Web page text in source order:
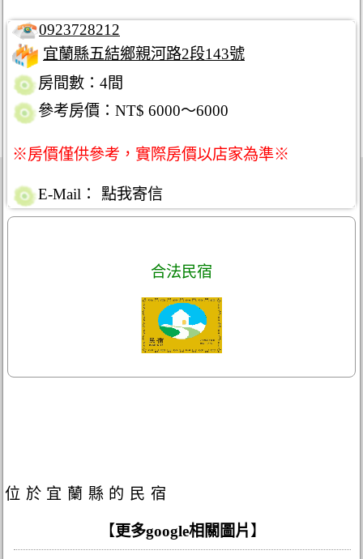
0923728212
宜蘭縣五結鄉親河路2段143號
房間數：4間
參考房價：NT$ 6000～6000
※房價僅供參考，實際房價以店家為準※
E-Mail： 點我寄信
合法民宿
位於宜蘭縣的民宿
【 更多google相關圖片 】